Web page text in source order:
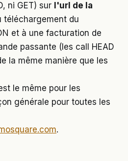
ni GET) sur l'url de la
téléchargement du
et à une facturation de
passante (les call HEAD
la même manière que les
le même pour les
générale pour toutes les
.